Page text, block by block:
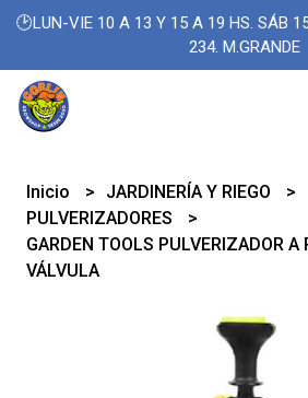
🕑LUN-VIE 10 A 13 Y 15 A 19 HS. SÁB
234. M.GRANDE
Inicio
JARDINERÍA Y RIEGO
PULVERIZADORES
GARDEN TOOLS PULVERIZADOR A
VÁLVULA